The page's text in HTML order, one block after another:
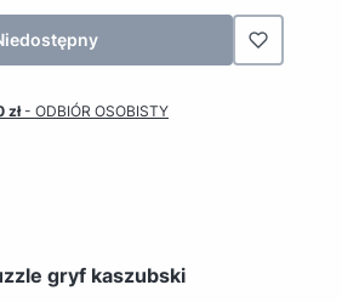
zł- ODBIÓR OSOBISTY
gryf kaszubski